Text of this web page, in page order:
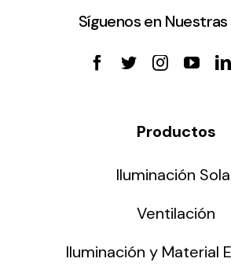
Síguenos en Nuestras
Productos
Iluminación
Ventilación
Iluminación y Material